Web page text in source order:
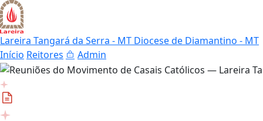
Lareira Tangará da Serra - MT Diocese de Diamantino - MT
Início Reitores Admin